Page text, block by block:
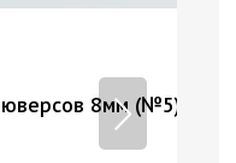
8мм (№5)